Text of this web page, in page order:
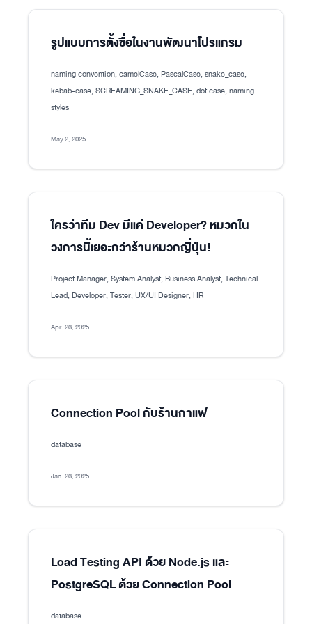
รูปแบบการตั้งชื่อในงานพัฒนาโปรแกรม
naming convention, camelCase, PascalCase, snake_case,
kebab-case, SCREAMING_SNAKE_CASE, dot.case, naming
styles
May 2, 2025
ใครว่าทีม Dev มีแค่ Developer? หมวกใน
วงการนี้เยอะกว่าร้านหมวกญี่ปุ่น!
Project Manager, System Analyst, Business Analyst, Technical
Lead, Developer, Tester, UX/UI Designer, HR
Apr. 23, 2025
Connection Pool กับร้านกาแฟ
database
Jan. 23, 2025
Load Testing API ด้วย Node.js และ
PostgreSQL ด้วย Connection Pool
database